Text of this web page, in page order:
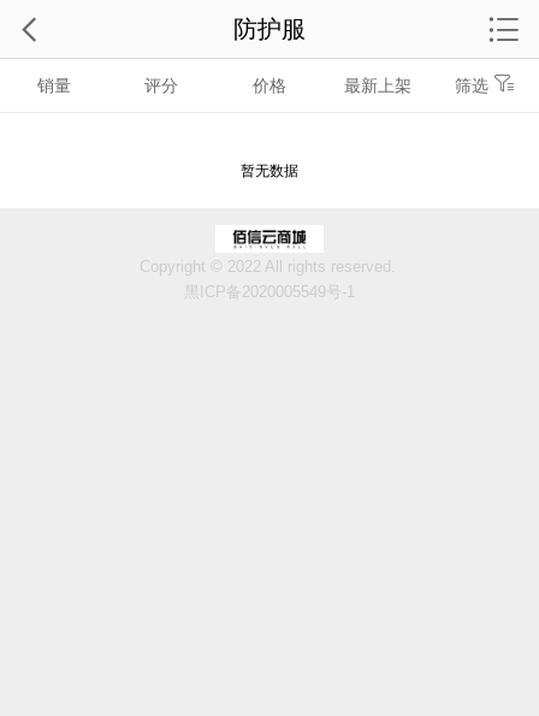
销量 评分 价格 最新上架 筛选
暂无数据
防护服
Copyright © 2022 All rights reserved.
黑ICP备2020005549号-1